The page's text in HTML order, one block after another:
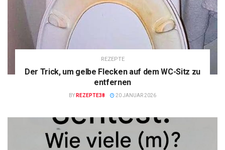
REZEPTE
Der Trick, um gelbe Flecken auf dem WC-Sitz zu
entfernen
BY REZEPTE38 20 JANUAR 2026